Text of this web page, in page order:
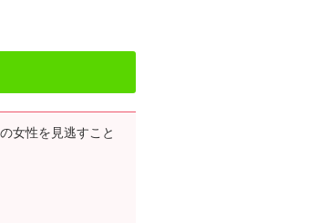
女性を見逃すこと